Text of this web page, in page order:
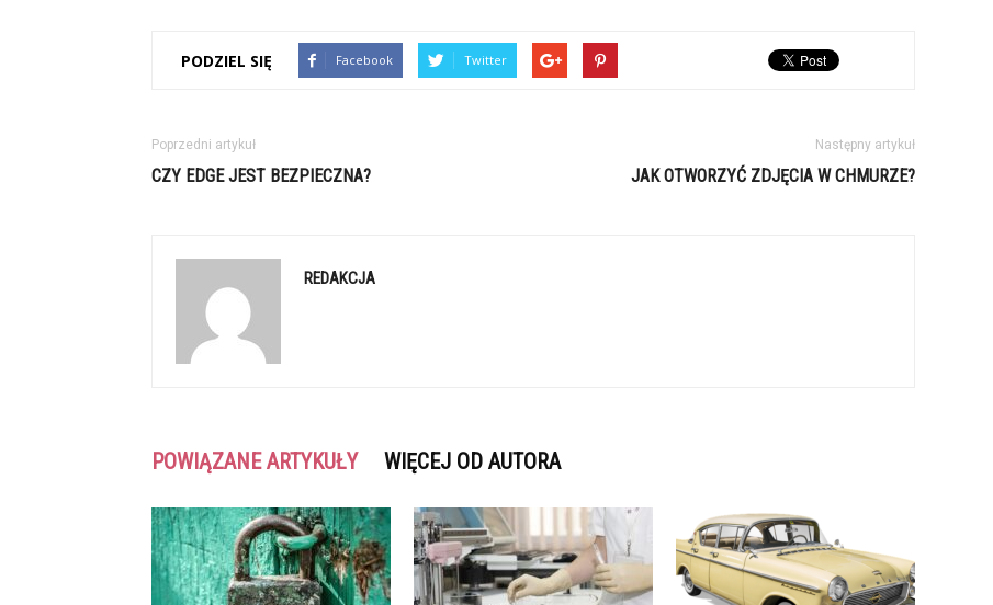
PODZIEL SIĘ Facebook Twitter
Poprzedni artykuł
CZY EDGE JEST BEZPIECZNA?
Następny artykuł
JAK OTWORZYĆ ZDJĘCIA W CHMURZE?
REDAKCJA
POWIĄZANE ARTYKUŁY WIĘCEJ OD AUTORA